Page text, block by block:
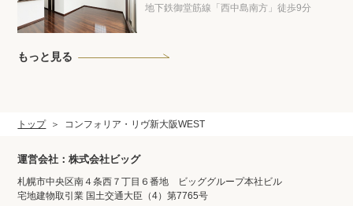
地下鉄御堂筋線「西中島南方」徒歩9分
もっと見る
トップ コンフォリア・リヴ新大阪WEST
運営会社：株式会社ビッグ
札幌市中央区南４条西７丁目６番地 ビッググループ本社ビル
宅地建物取引業 国土交通大臣（4）第7765号